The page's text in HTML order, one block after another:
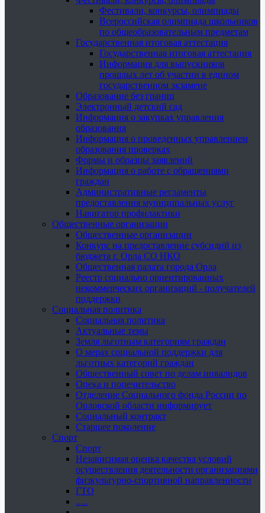
Фестивали, конкурсы, олимпиады
Всероссийская олимпиада школьников
по общеобразовательным предметам
Государственная итоговая аттестация
Государственная итоговая аттестация
Информация для выпускников
прошлых лет об участии в едином
государственном экзамене
Образование без границ
Электронный детский сад
Информация о закупках управления
образования
Информация о проведенных управлением
образования проверках
Формы и образцы заявлений
Информация о работе с обращениями
граждан
Административные регламенты
предоставления муниципальных услуг
Навигатор профилактики
Общественные организации
Общественные организации
Конкурс на предоставление субсидий из
бюджета г. Орла СО НКО
Общественная палата города Орла
Реестр социально ориентированных
некоммерческих организаций - получателей
поддержки
Социальная политика
Социальная политика
Актуальные темы
Земля льготным категориям граждан
О мерах социальной поддержки для
льготных категорий граждан
Общественный совет по делам инвалидов
Опека и попечительство
Отделение Социального фонда России по
Орловской области информирует
Социальный контракт
Старшее поколение
Спорт
Спорт
Независимая оценка качества условий
осуществления деятельности организациями
физкультурно-спортивной направленности
ГТО
.....